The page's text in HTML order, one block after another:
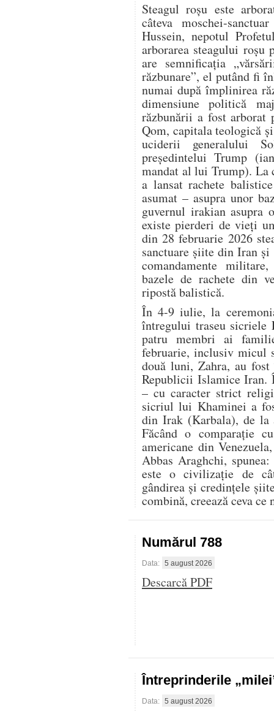
Steagul roșu este
câteva moschei-
Hussein, nepotul
arborarea steagului roșu
are semnificația
răzbunare”, el putând fi
numai după împlinirea
dimensiune politică
răzbunării a fost arborat
Qom, capitala teologică
uciderii generalului
președintelui Trump
mandat al lui Trump). La
a lansat rachete
asumat – asupra unor
guvernul irakian asupra
existe pierderi de vieți
din 28 februarie 2026
sanctuare șiite din Iran
comandamente
bazele de rachete din
ripostă balistică.
În 4-9 iulie, la
întregului traseu
patru membri ai
februarie, inclusiv micul
două luni, Zahra, au
Republicii Islamice Iran.
– cu caracter strict
sicriul lui Khaminei a
din Irak (Karbala), de
Făcând o comparație
americane din
Abbas Araghchi,
este o civilizație de
gândirea și credințele
combină, creează ceva
Numărul 788
Data: 5 august 2026
Descarcă PDF
Întreprinderile
Data: 5 august 2026